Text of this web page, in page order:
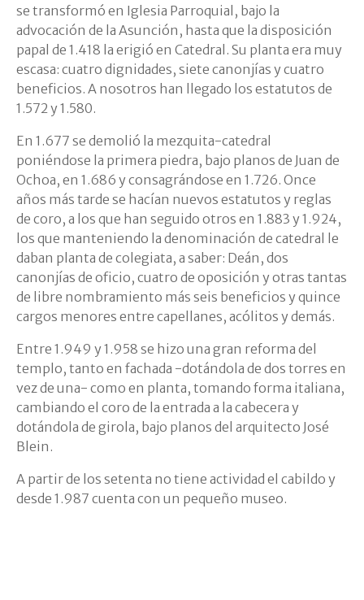
se transformó en Iglesia Parroquial, bajo la
advocación de la Asunción, hasta que la disposición
papal de 1.418 la erigió en Catedral. Su planta era muy
escasa: cuatro dignidades, siete canonjías y cuatro
beneficios. A nosotros han llegado los estatutos de
1.572 y 1.580.
En 1.677 se demolió la mezquita-catedral
poniéndose la primera piedra, bajo planos de Juan de
Ochoa, en 1.686 y consagrándose en 1.726. Once
años más tarde se hacían nuevos estatutos y reglas
de coro, a los que han seguido otros en 1.883 y 1.924,
los que manteniendo la denominación de catedral le
daban planta de colegiata, a saber: Deán, dos
canonjías de oficio, cuatro de oposición y otras tantas
de libre nombramiento más seis beneficios y quince
cargos menores entre capellanes, acólitos y demás.
Entre 1.949 y 1.958 se hizo una gran reforma del
templo, tanto en fachada -dotándola de dos torres en
vez de una- como en planta, tomando forma italiana,
cambiando el coro de la entrada a la cabecera y
dotándola de girola, bajo planos del arquitecto José
Blein.
A partir de los setenta no tiene actividad el cabildo y
desde 1.987 cuenta con un pequeño museo.